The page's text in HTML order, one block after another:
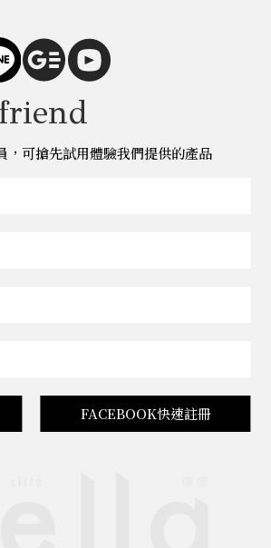
，可搶先試用體驗我們提供的產品
FACEBOOK快速註冊